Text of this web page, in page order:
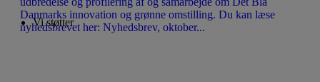
Vi støtter
Lån til iværksætteri og innovation
Danmarks innovation og grønne omstilling. Du kan læse
nyhedsbrevet her: Nyhedsbrev, oktober...